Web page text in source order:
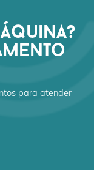
para atender